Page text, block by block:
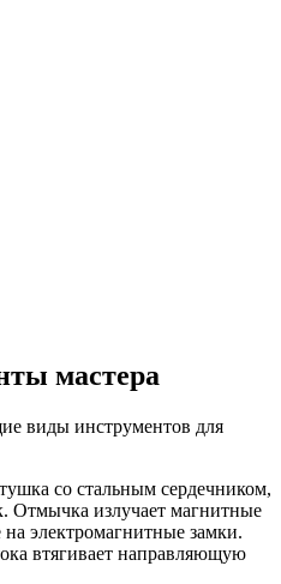
мастера
виды инструментов для
со стальным сердечником,
Отмычка излучает магнитные
электромагнитные замки.
втягивает направляющую